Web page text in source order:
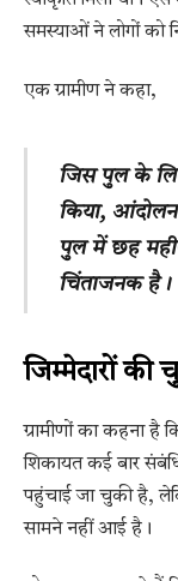
समस्याओं ने लोगों को
एक ग्रामीण ने कहा,
जिस पुल के
किया,
पुल में छह
चिंताजनक है।
जिम्मेदारों की
ग्रामीणों का कहना है
शिकायत कई बार
पहुंचाई जा चुकी है,
सामने नहीं आई है।